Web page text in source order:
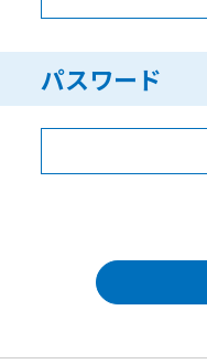
パスワード